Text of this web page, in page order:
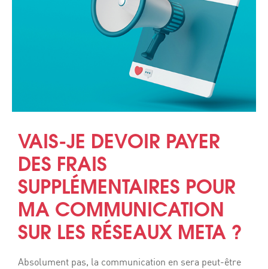
VAIS-JE DEVOIR PAYER
DES FRAIS
SUPPLÉMENTAIRES POUR
MA COMMUNICATION
SUR LES RÉSEAUX META ?
Absolument pas, la communication en sera peut-être